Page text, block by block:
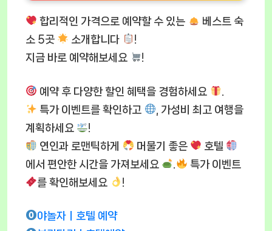
합리적인 가격으로 예약할 수 있는
베스트 숙
소 5곳
소개합니다
!
지금 바로 예약해보세요
!
예약 후 다양한 할인 혜택을 경험하세요
특가 이벤트를 확인하고
, 가성비 최고 여행을
계획하세요
!
연인과 로맨틱하게
머물기 좋은
호텔
에서 편안한 시간을 가져보세요
특가 이벤트
를 확인해보세요
!
야놀자ㅣ호텔 예약